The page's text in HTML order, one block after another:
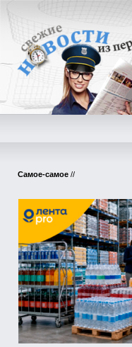
Самое-самое //